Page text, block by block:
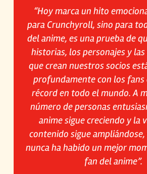
“Hoy marca un hito
para Crunchyroll, sino para
del anime, es una prueba de
historias, los personajes y
que crean nuestros socios
profundamente con los fans
récord en todo el mundo. A
número de personas
anime sigue creciendo y la
contenido sigue
nunca ha habido un mejor
fan del anime”.